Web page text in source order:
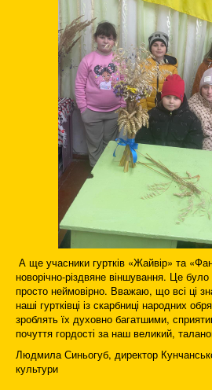
А ще учасники гуртків «Жайвір» та
новорічно-різдвяне віншування. Це
просто неймовірно. Вважаю, що всі ці
наші гуртківці із скарбниці народних
зроблять їх духовно багатшими,
почуття гордості за наш великий,
Людмила Синьогуб, директор
культури